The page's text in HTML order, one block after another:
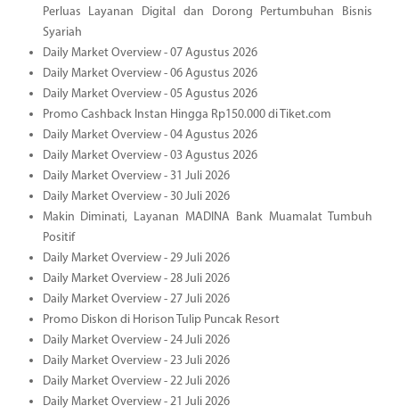
Perluas Layanan Digital dan Dorong Pertumbuhan Bisnis
Syariah
Daily Market Overview - 07 Agustus 2026
Daily Market Overview - 06 Agustus 2026
Daily Market Overview - 05 Agustus 2026
Promo Cashback Instan Hingga Rp150.000 di Tiket.com
Daily Market Overview - 04 Agustus 2026
Daily Market Overview - 03 Agustus 2026
Daily Market Overview - 31 Juli 2026
Daily Market Overview - 30 Juli 2026
Makin Diminati, Layanan MADINA Bank Muamalat Tumbuh
Positif
Daily Market Overview - 29 Juli 2026
Daily Market Overview - 28 Juli 2026
Daily Market Overview - 27 Juli 2026
Promo Diskon di Horison Tulip Puncak Resort
Daily Market Overview - 24 Juli 2026
Daily Market Overview - 23 Juli 2026
Daily Market Overview - 22 Juli 2026
Daily Market Overview - 21 Juli 2026